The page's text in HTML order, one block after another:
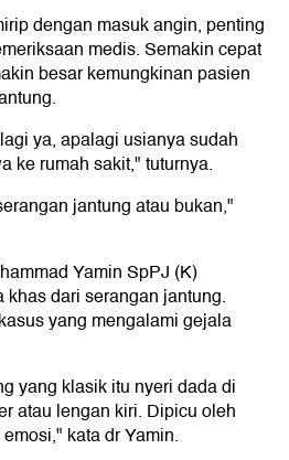
dengan masuk angin, penting
medis. Semakin cepat
besar kemungkinan pasien
ya, apalagi usianya sudah
ke rumah sakit," tuturnya.
jantung atau bukan,"
Yamin SpPJ (K)
dari serangan jantung.
yang mengalami gejala
yang klasik itu nyeri dada di
atau lengan kiri. Dipicu oleh
kata dr Yamin.